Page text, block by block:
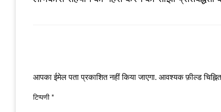
आपका ईमेल पता प्रकाशित नहीं किया जाएगा. आवश्यक फ़ील्ड
टिप्पणी *